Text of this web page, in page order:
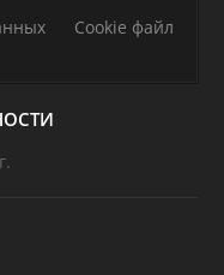
Cookie файлы